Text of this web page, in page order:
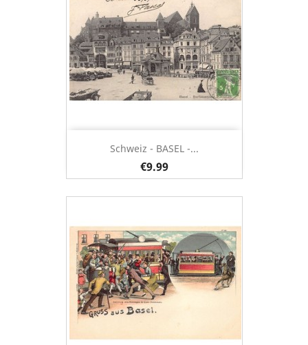
Schweiz - BASEL -...
€9.99